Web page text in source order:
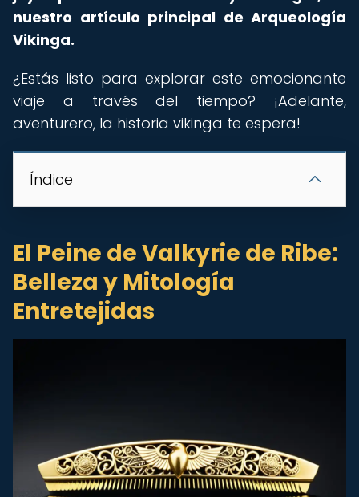
nuestro artículo principal de Arqueología
Vikinga.
¿Estás listo para explorar este emocionante
viaje a través del tiempo? ¡Adelante,
aventurero, la historia vikinga te espera!
Índice
El Peine de Valkyrie de Ribe:
Belleza y Mitología
Entretejidas